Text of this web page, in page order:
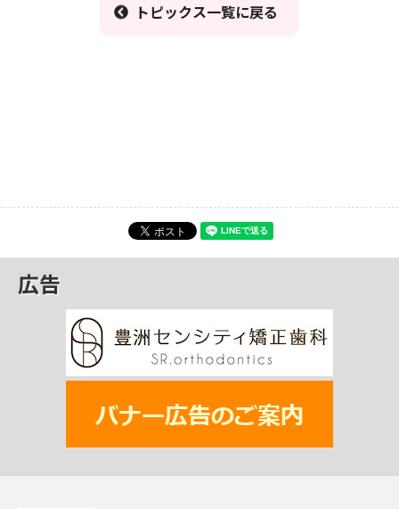
トピックス一覧に戻る
広告